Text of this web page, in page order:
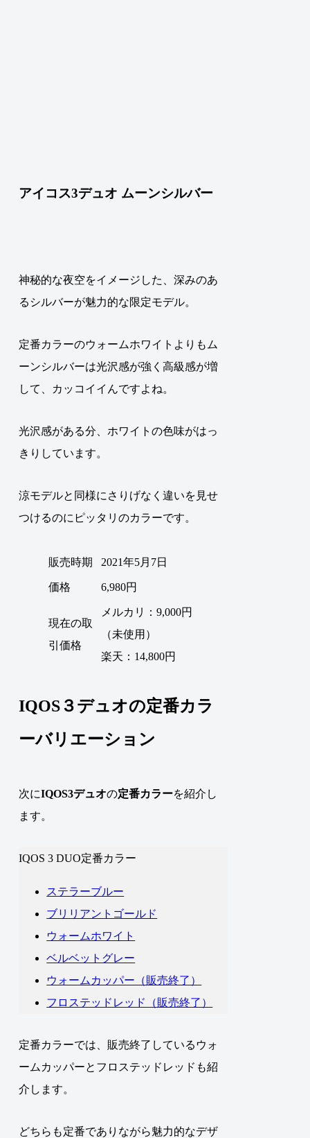
アイコス3デュオ ムーンシルバー
神秘的な夜空をイメージした 、深みのあ
るシルバーが魅力的な限定モデル。
定番カラーのウォームホワイトよりもム
ーンシルバーは光沢感が強く高級感が増
して、カッコイイんですよね。
光沢感がある分、ホワイトの色味がはっ
きりしています。
涼モデルと同様にさりげなく違いを見せ
つけるのにピッタリのカラーです。
販売時期 2021年5月7日
価格 6,980円
現在の取
引価格
メルカリ：9,000円
（未使用）
楽天：14,800円
IQOS３デュオの定番カラ
ーバリエーション
次にIQOS3デュオの定番カラーを紹介し
ます。
IQOS 3 DUO定番カラー
ステラーブルー
ブリリアントゴールド
ウォームホワイト
ベルベットグレー
ウォームカッパー（販売終了）
フロステッドレッド（販売終了）
定番カラーでは、販売終了しているウォ
ームカッパーとフロステッドレッドも紹
介します。
どちらも定番でありながら魅力的なデザ